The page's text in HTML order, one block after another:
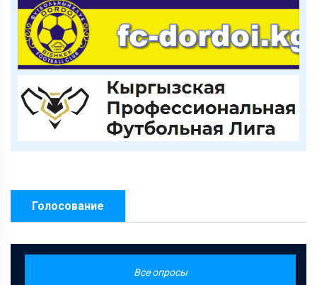
Голосование
Все опросы